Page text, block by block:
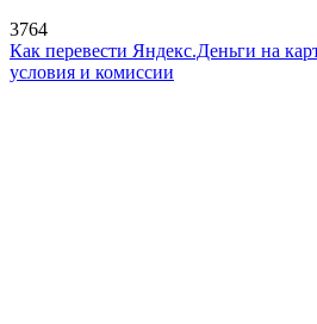
3764
Как перевести Яндекс.Деньги на
условия и комиссии